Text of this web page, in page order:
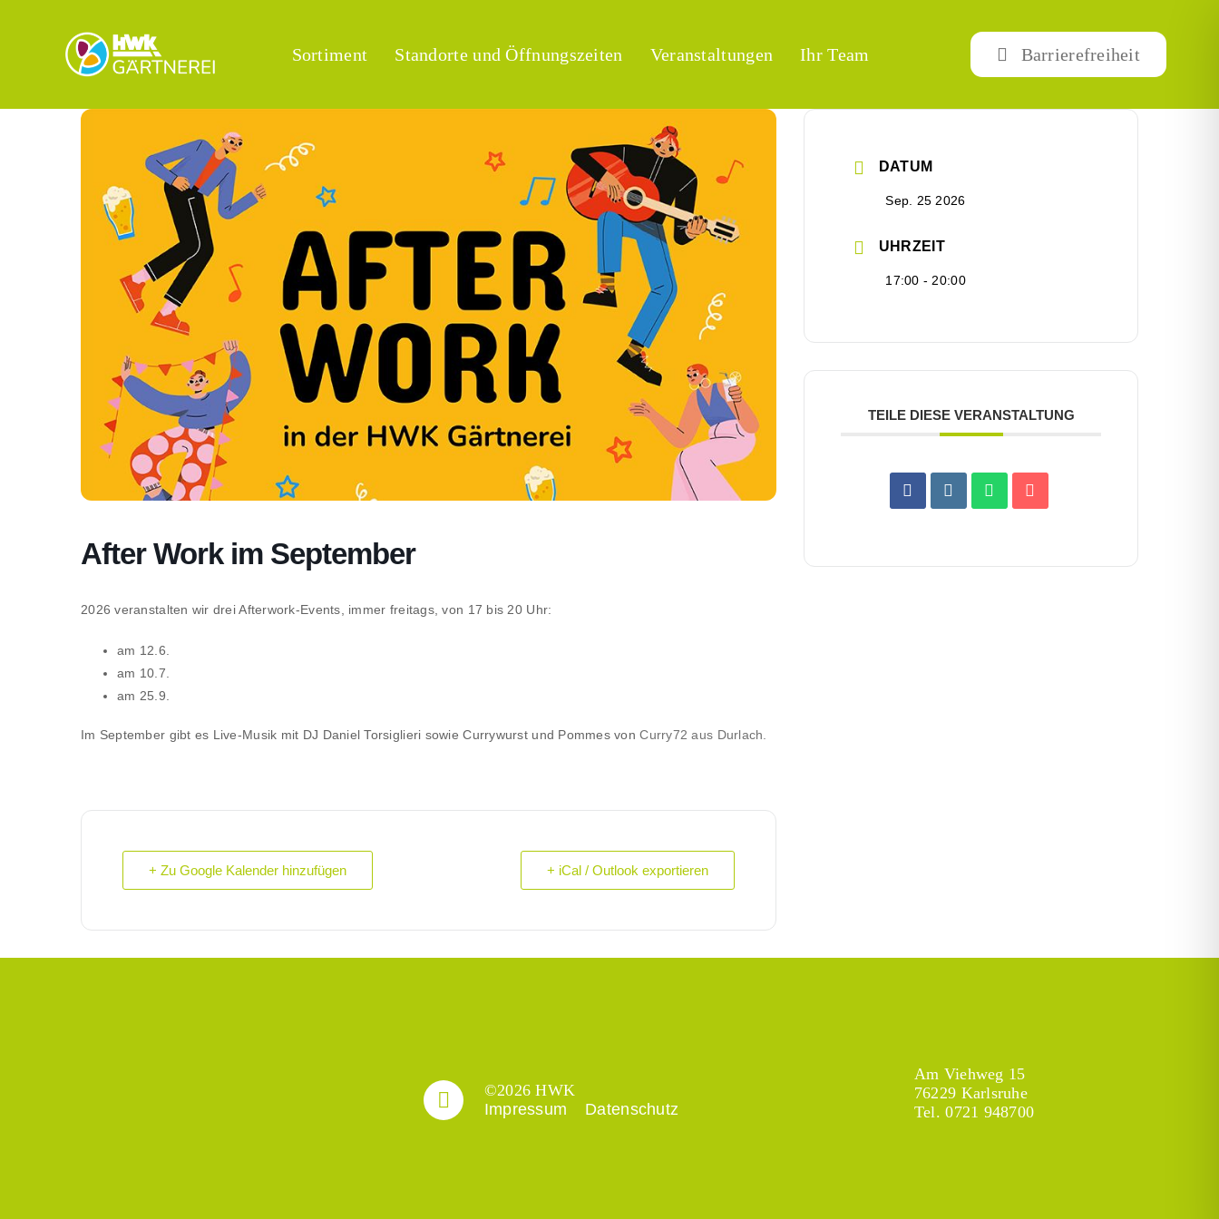
Sortiment Standorte und Öffnungszeiten Veranstaltungen Ihr Team Barrierefreiheit
After Work im September
2026 veranstalten wir drei Afterwork-Events, immer freitags, von 17 bis 20 Uhr:
am 12.6.
am 10.7.
am 25.9.
Im September gibt es Live-Musik mit DJ Daniel Torsiglieri sowie Currywurst und Pommes vonCurry72 aus Durlach.
+ Zu Google Kalender hinzufügen + iCal / Outlook exportieren
DATUM
Sep. 25 2026
UHRZEIT
17:00 - 20:00
TEILE DIESE VERANSTALTUNG
©2026 HWK
Impressum
Datenschutz
Am Viehweg 15
76229 Karlsruhe
Tel.0721 948700